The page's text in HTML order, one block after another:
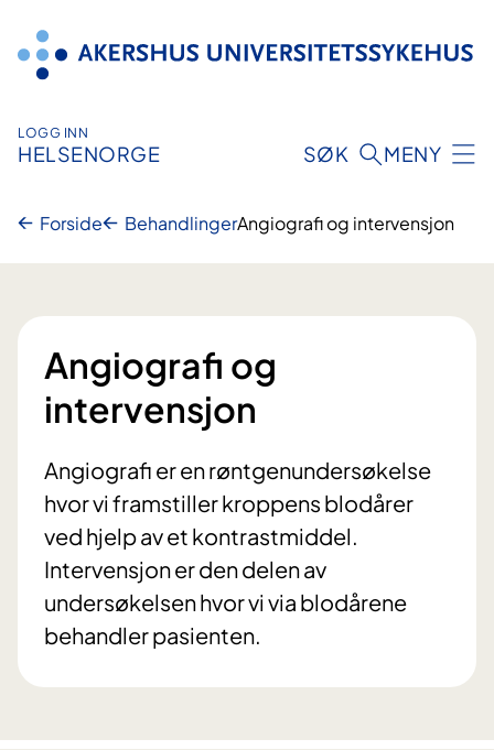
innhold
LOGG INN
HELSENORGE SØK MENY
Forside BehandlingerAngiografi og intervensjon
Angiografi og
intervensjon
Angiografi er en røntgenundersøkelse
hvor vi framstiller kroppens blodårer
ved hjelp av et kontrastmiddel.
Intervensjon er den delen av
undersøkelsen hvor vi via blodårene
behandler pasienten.